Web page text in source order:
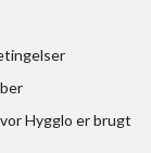
Hygglo er brugt